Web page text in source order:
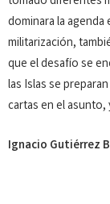
dominara la
militarización,
que el desafío se
las Islas se
cartas en el asunto,
Ignacio Gutiérrez